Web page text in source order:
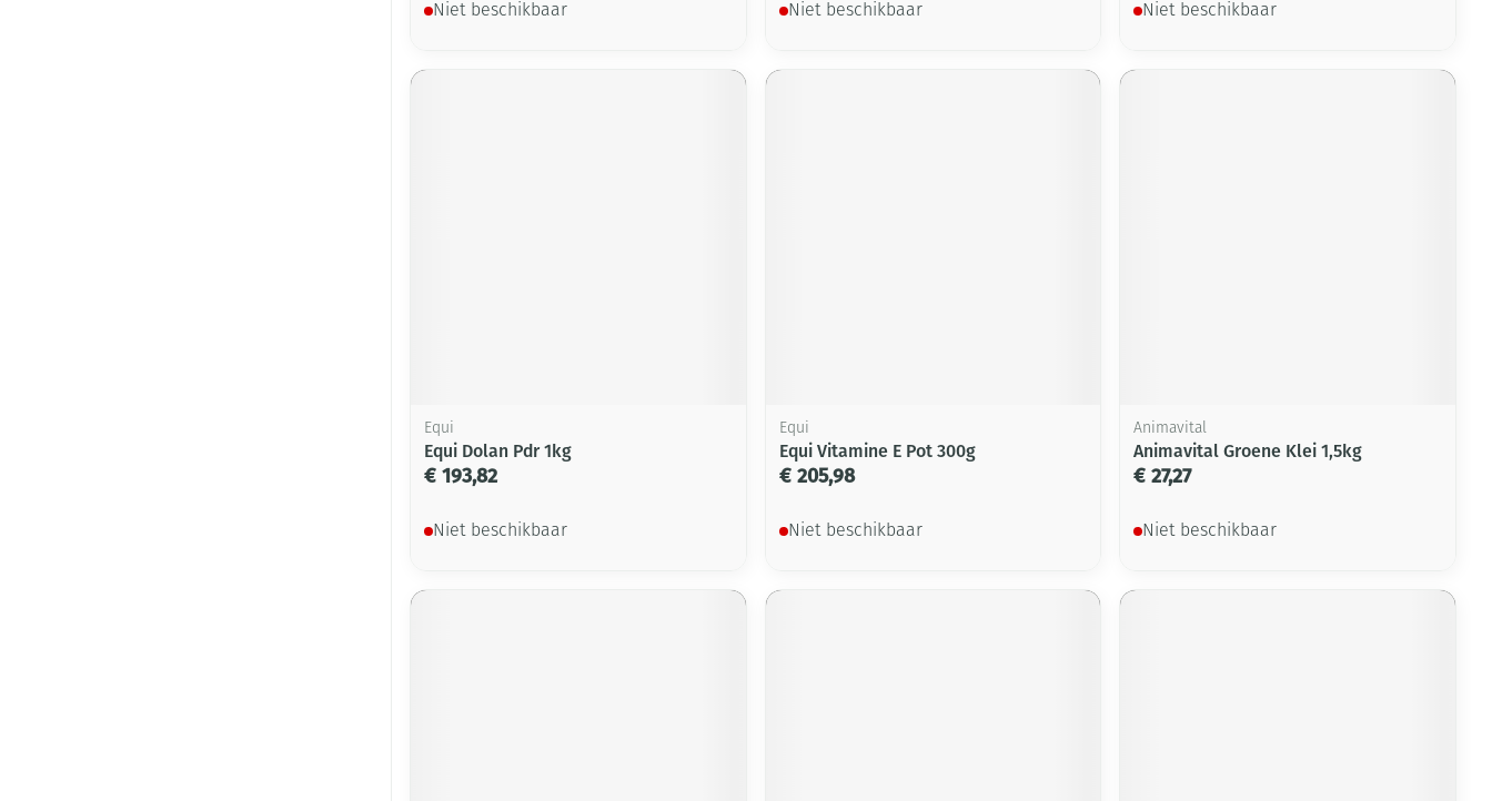
Niet beschikbaar Niet beschikbaar Niet beschikbaar
Equi
Equi Dolan Pdr 1kg
€ 193,82
Niet beschikbaar
Equi
Equi Vitamine E Pot 300g
€ 205,98
Niet beschikbaar
Animavital
Animavital Groene Klei 1,5kg
€ 27,27
Niet beschikbaar